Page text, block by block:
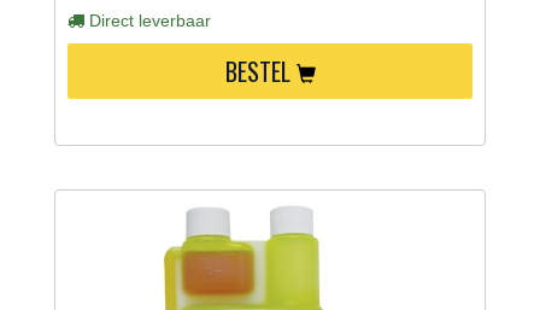
Direct leverbaar
BESTEL